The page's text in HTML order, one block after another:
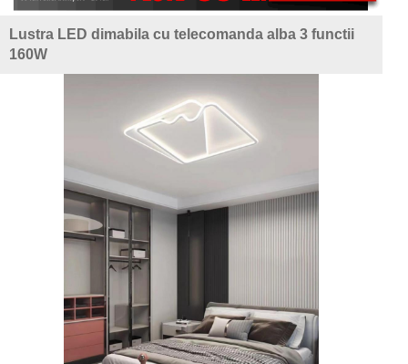
Lustra LED dimabila cu telecomanda alba 3 functii
160W